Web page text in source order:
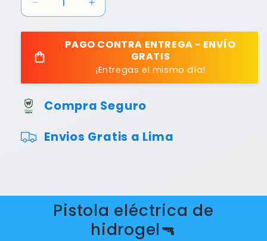
Reducir
cantidad
para
Pistola
de
Modelo
Dinosaurio
Aumentar
cantidad
para
Pistola
Hidrogel
Modelo
Dinosaurio
PAGO CONTRA ENTREGA - ENVÍO
GRATIS
¡Entregas el mismo día!
Compra Seguro
Envios Gratis a Lima
Pistola eléctrica de
hidrogel🔫